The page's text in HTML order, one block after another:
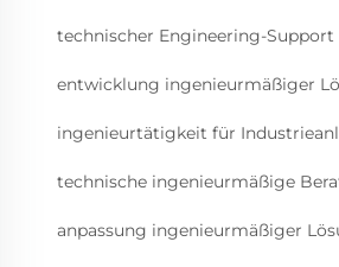
technischer Engineering-Support
entwicklung ingenieurmäßiger
ingenieurtätigkeit für
technische ingenieurmäßige
anpassung ingenieurmäßiger